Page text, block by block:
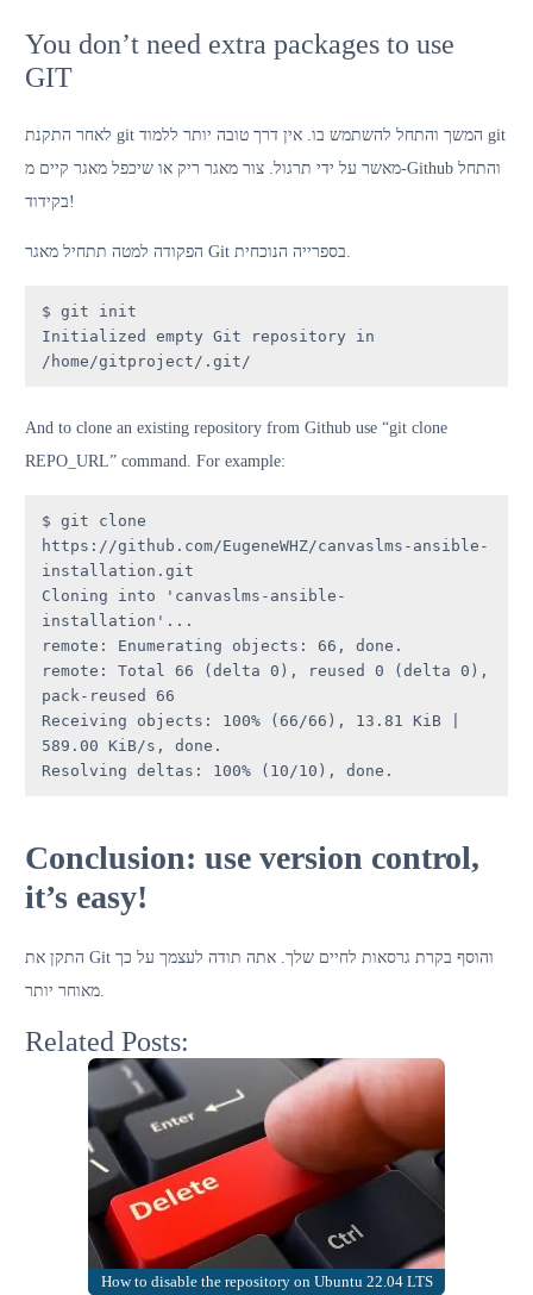
You don’t need extra packages to use
GIT
לאחר התקנת git המשך והתחל להשתמש בו. אין דרך טובה יותר ללמוד git
מאשר על ידי תרגול. צור מאגר ריק או שיכפל מאגר קיים מ-Github והתחל
בקידוד!
$ git init
Initialized empty Git repository in
/home/gitproject/.git/
And to clone an existing repository from Github use “git clone
REPO_URL” command. For example:
$ git clone
https://github.com/EugeneWHZ/canvaslms-ansible-
installation.git
Cloning into 'canvaslms-ansible-
installation'...
remote: Enumerating objects: 66, done.
remote: Total 66 (delta 0), reused 0 (delta 0),
pack-reused 66
Receiving objects: 100% (66/66), 13.81 KiB |
589.00 KiB/s, done.
Resolving deltas: 100% (10/10), done.
Conclusion: use version control,
it’s easy!
התקן את Git והוסף בקרת גרסאות לחיים שלך. אתה תודה לעצמך על כך
מאוחר יותר.
Related Posts:
How to disable the repository on Ubuntu 22.04 LTS